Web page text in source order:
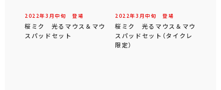
2022年3 月中旬 登場
桜ミク 光るマウス＆マウ
スパッドセット
2022年3 月中旬 登場
桜ミク 光るマウス＆マウ
スパッドセット（タイクレ
限定）